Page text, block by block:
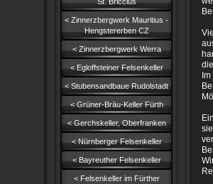
< Zinnerzbergwerk Mauritius -
Hengstererben CZ
< Zinnerzbergwerk Werra
< Egloffsteiner Felsenkeller
< Stubensandbaue Rudolstadt
< Grüner-Bräu-Keller Fürth
< Gerchskeller, Oberfranken
< Nürnberger Felsenkeller
< Bayreuther Felsenkeller
< Felsenkeller im Fürther